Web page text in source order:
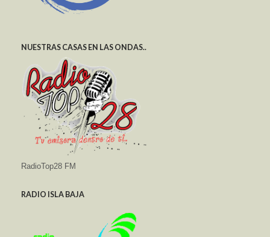
NUESTRAS CASAS EN LAS ONDAS..
RadioTop28 FM
RADIO ISLA BAJA